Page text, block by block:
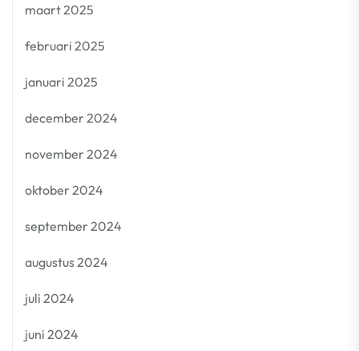
maart 2025
februari 2025
januari 2025
december 2024
november 2024
oktober 2024
september 2024
augustus 2024
juli 2024
juni 2024